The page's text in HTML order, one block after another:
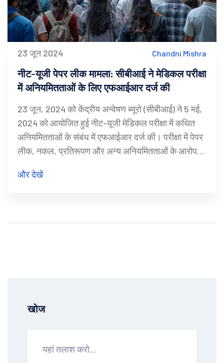
23 जून 2024 Chandni Mishra
नीट-यूजी पेपर लीक मामला: सीबीआई ने मेडिकल परीक्षा
में अनियमितताओं के लिए एफआईआर दर्ज की
23 जून, 2024 को केंद्रीय अन्वेषण ब्यूरो (सीबीआई) ने 5 मई,
2024 को आयोजित हुई नीट-यूजी मेडिकल परीक्षा में कथित
अनियमितताओं के संबंध में एफआईआर दर्ज की। परीक्षा में पेपर
लीक, नकल, प्रतिरूपण और अन्य अनियमितताओं के आरोप
के लिए एक उच्चस्तरीय समिति गठित की है।
और देखें
खोज